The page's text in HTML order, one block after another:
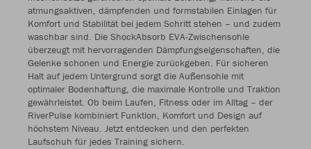
atmungsaktiven, dämpfenden und formstabilen Einlagen für
Komfort und Stabilität bei jedem Schritt stehen – und zudem
waschbar sind. Die ShockAbsorb EVA-Zwischensohle
überzeugt mit hervorragenden Dämpfungseigenschaften, die
Gelenke schonen und Energie zurückgeben. Für sicheren
Halt auf jedem Untergrund sorgt die Außensohle mit
optimaler Bodenhaftung, die maximale Kontrolle und Traktion
gewährleistet. Ob beim Laufen, Fitness oder im Alltag – der
RiverPulse kombiniert Funktion, Komfort und Design auf
höchstem Niveau. Jetzt entdecken und den perfekten
Laufschuh für jedes Training sichern.